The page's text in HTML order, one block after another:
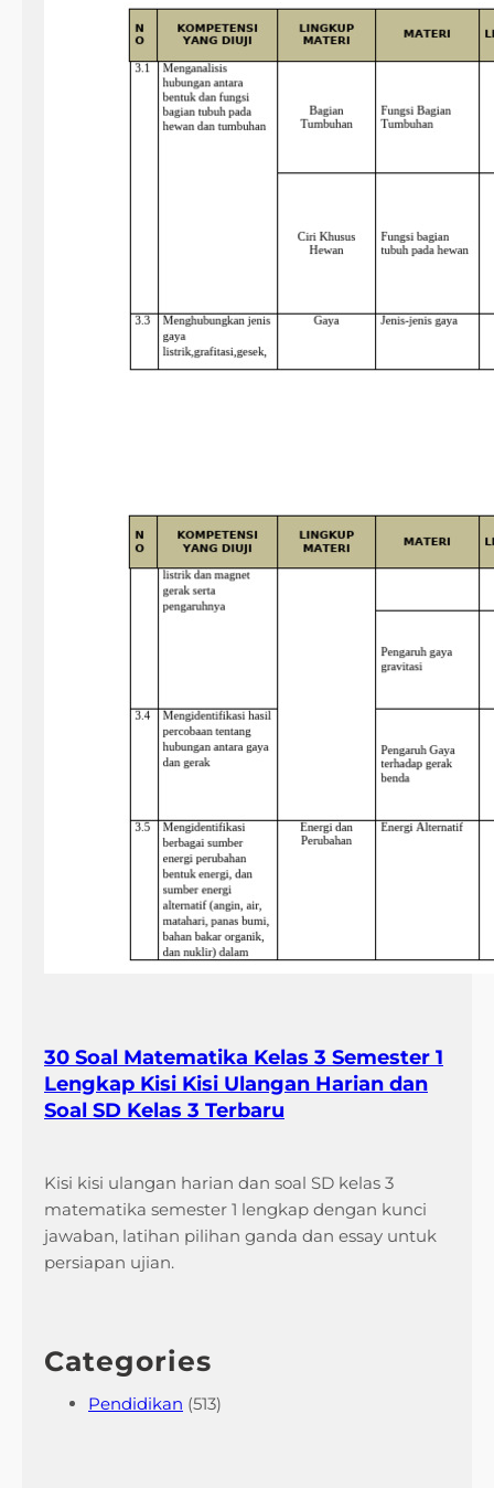
30 Soal Matematika Kelas 3 Semester 1
Lengkap Kisi Kisi Ulangan Harian dan
Soal SD Kelas 3 Terbaru
Kisi kisi ulangan harian dan soal SD kelas 3
matematika semester 1 lengkap dengan kunci
jawaban, latihan pilihan ganda dan essay untuk
persiapan ujian.
Categories
Pendidikan (513)